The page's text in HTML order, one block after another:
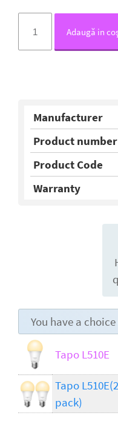
Adaugă in
Manufacturer
Product number
Product Code
Warranty
You have a
Tapo L510E
Tapo
pack)